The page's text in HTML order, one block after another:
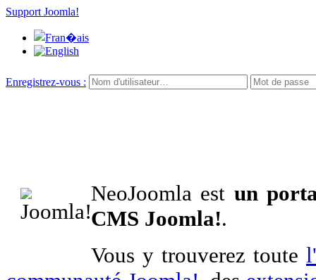
Support Joomla!
Enregistrez-vous :
NeoJoomla est un
CMS Joomla!.
Vous y trouverez toute